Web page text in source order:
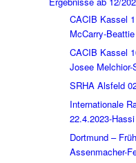
CACIB Kassel
McCarry-
CACIB Kassel
Josee
SRHA Alsfeld
Internationale
22.4.2023-
Dortmund –
Assenmacher-